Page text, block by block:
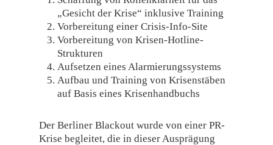
„Gesicht der Krise“ inklusive Training
Vorbereitung einer Crisis-Info-Site
Vorbereitung von Krisen-Hotline-
Strukturen
Aufsetzen eines Alarmierungssystems
Aufbau und Training von Krisenstäben
auf Basis eines Krisenhandbuchs
Der Berliner Blackout wurde von einer PR-
Krise begleitet, die in dieser Ausprägung